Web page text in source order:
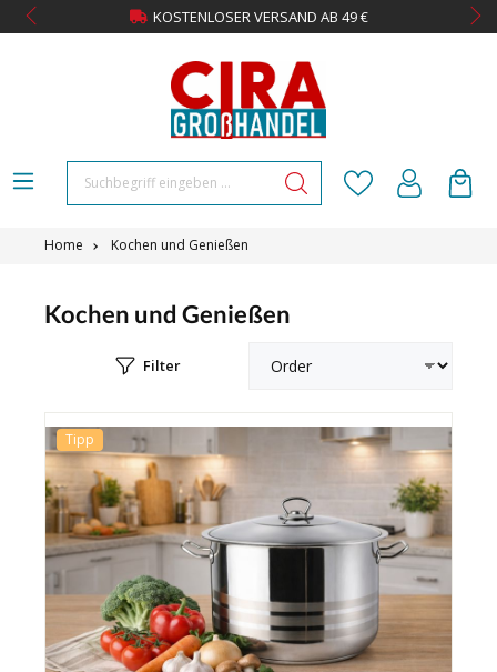
KOSTENLOSER VERSAND AB 49 €
Home Kochen und Genießen
Kochen und Genießen
Filter
Tipp